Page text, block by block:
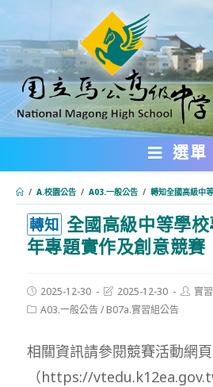
轉
主
要
內
選單
/ A.校園公告 / A03.一般公告 / 轉知全國高級中
轉知 全國高級中等學
年專題實作及創意競賽
Post
published:
2025-12-30
Post
modified:
2025-12-30
Post實
PostA03.一般公告/ B07a.實習組公告
相關資訊請參閱競賽活動網頁
（https://